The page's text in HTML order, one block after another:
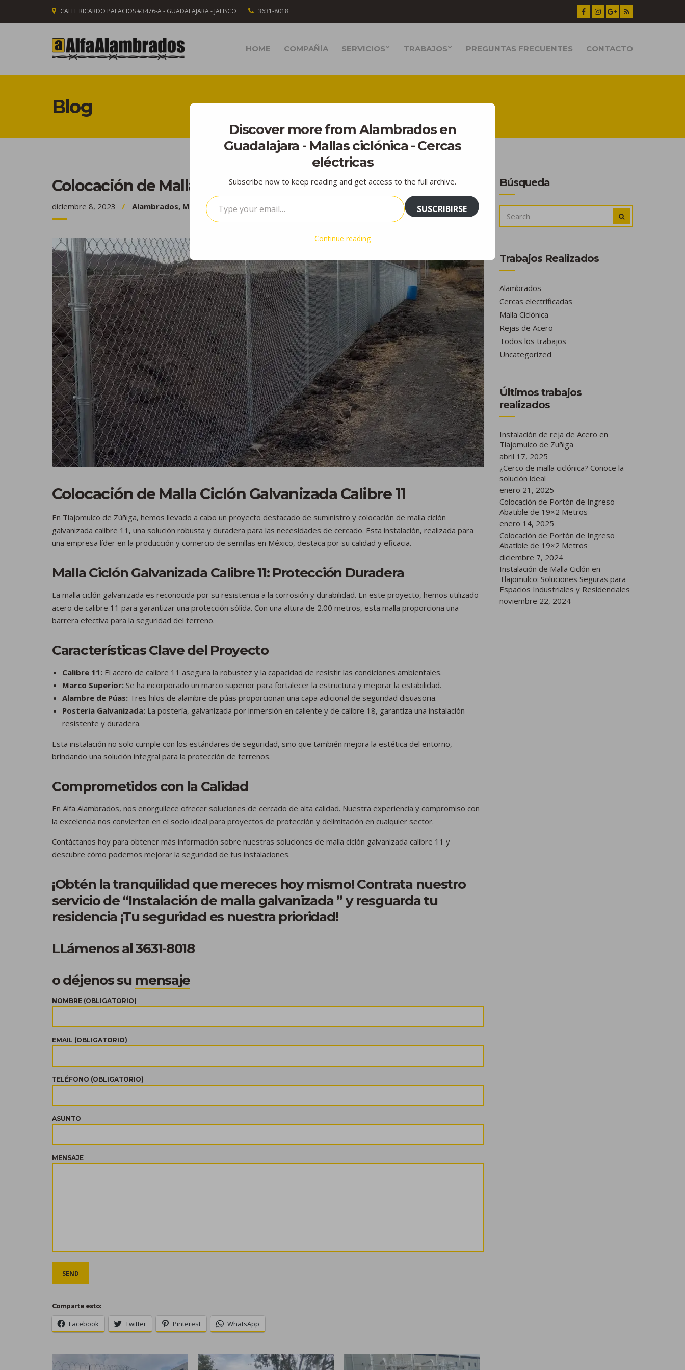
CALLE RICARDO PALACIOS #3476-A - GUADALAJARA - JALISCO 3631-8018
HOME COMPAÑÍA SERVICIOS TRABAJOS PREGUNTAS FRECUENTES CONTACTO
Blog
Colocación de Malla Ciclón Galvanizada Calibre 11
diciembre 8, 2023 Alambrados, Malla Ciclónica No hay comentarios
Colocación de Malla Ciclón Galvanizada Calibre 11
En Tlajomulco de Zúñiga, hemos llevado a cabo un proyecto destacado de suministro y colocación de malla ciclón
galvanizada calibre 11, una solución robusta y duradera para las necesidades de cercado. Esta instalación, realizada para
una empresa líder en la producción y comercio de semillas en México, destaca por su calidad y eficacia.
Malla Ciclón Galvanizada Calibre 11: Protección Duradera
La malla ciclón galvanizada es reconocida por su resistencia a la corrosión y durabilidad. En este proyecto, hemos utilizado
acero de calibre 11 para garantizar una protección sólida. Con una altura de 2.00 metros, esta malla proporciona una
barrera efectiva para la seguridad del terreno.
Características Clave del Proyecto
Calibre 11: El acero de calibre 11 asegura la robustez y la capacidad de resistir las condiciones ambientales.
Marco Superior: Se ha incorporado un marco superior para fortalecer la estructura y mejorar la estabilidad.
Alambre de Púas: Tres hilos de alambre de púas proporcionan una capa adicional de seguridad disuasoria.
Posteria Galvanizada: La postería, galvanizada por inmersión en caliente y de calibre 18, garantiza una instalación
resistente y duradera.
Esta instalación no solo cumple con los estándares de seguridad, sino que también mejora la estética del entorno,
brindando una solución integral para la protección de terrenos.
Comprometidos con la Calidad
En Alfa Alambrados, nos enorgullece ofrecer soluciones de cercado de alta calidad. Nuestra experiencia y compromiso con
la excelencia nos convierten en el socio ideal para proyectos de protección y delimitación en cualquier sector.
Contáctanos hoy para obtener más información sobre nuestras soluciones de malla ciclón galvanizada calibre 11 y
descubre cómo podemos mejorar la seguridad de tus instalaciones.
¡Obtén la tranquilidad que mereces hoy mismo! Contrata nuestro
servicio de “Instalación de malla galvanizada ” y resguarda tu
residencia ¡Tu seguridad es nuestra prioridad!
LLámenos al3631-8018
o déjenos su mensaje
NOMBRE (OBLIGATORIO)
EMAIL (OBLIGATORIO)
TELÉFONO (OBLIGATORIO)
ASUNTO
MENSAJE
Comparte esto:
Facebook Twitter Pinterest WhatsApp
Búsqueda
FOR:
Trabajos Realizados
Alambrados
Cercas electrificadas
Malla Ciclónica
Rejas de Acero
Todos los trabajos
Uncategorized
Últimos trabajos
realizados
Instalación de reja de Acero en
Tlajomulco de Zuñiga
abril 17, 2025
¿Cerco de malla ciclónica? Conoce la
solución ideal
enero 21, 2025
Colocación de Portón de Ingreso
Abatible de 19×2 Metros
enero 14, 2025
Colocación de Portón de Ingreso
Abatible de 19×2 Metros
diciembre 7, 2024
Instalación de Malla Ciclón en
Tlajomulco: Soluciones Seguras para
Espacios Industriales y Residenciales
noviembre 22, 2024
Discover more from Alambrados en
Guadalajara - Mallas ciclónica - Cercas
eléctricas
Subscribe now to keep reading and get access to the full archive.
TYPE YOUR EMAIL…
SUSCRIBIRSE
Continue reading